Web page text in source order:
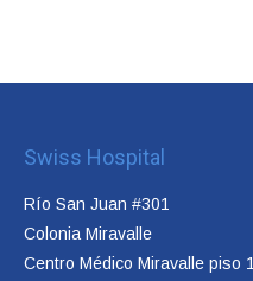
Swiss Hospital
Río San Juan #301
Colonia Miravalle
Centro Médico Miravalle piso 1